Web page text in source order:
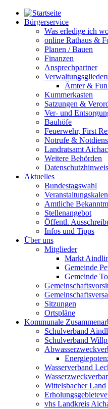
Bürgerservice
Was erledige ich
online Rathaus &
Planen / Bauen
Finanzen
Ansprechpartner
Ämter &
Kummerkasten
Satzungen &
Ver- und
Bauhöfe
Feuerwehr, First
Notrufe &
Landratsamt
Weitere Behörden
Aktuelles
Bundestagswahl
Amtliche
Stellenangebot
Öffentl.
Infos und Tipps
Über uns
Mitglieder
Markt
Gemeinde
Gemeinde
Sitzungen
Ortspläne
Kommunale
Schulverband
Schulverband
Wasserverband
Wittelsbacher Land
vhs Landkreis